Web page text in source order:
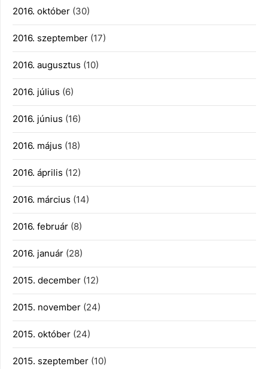
2016. október (30)
2016. szeptember (17)
2016. augusztus (10)
2016. július (6)
2016. június (16)
2016. május (18)
2016. április (12)
2016. március (14)
2016. február (8)
2016. január (28)
2015. december (12)
2015. november (24)
2015. október (24)
2015. szeptember (10)